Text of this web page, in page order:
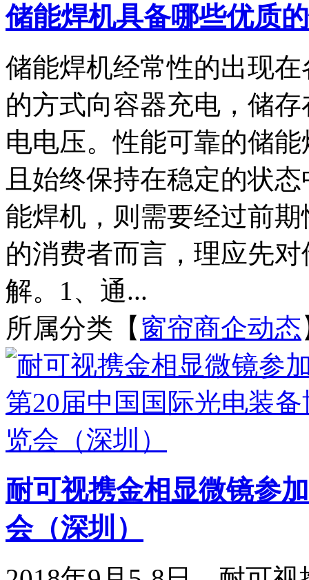
储能焊机具备哪些优质
储能焊机经常性的出现
的方式向容器充电，储
电电压。性能可靠的储
且始终保持在稳定的状
能焊机，则需要经过前
的消费者而言，理应先
解。1、通...
所属分类【 窗帘商企动态
耐可视携金相显微镜参
会（深圳）